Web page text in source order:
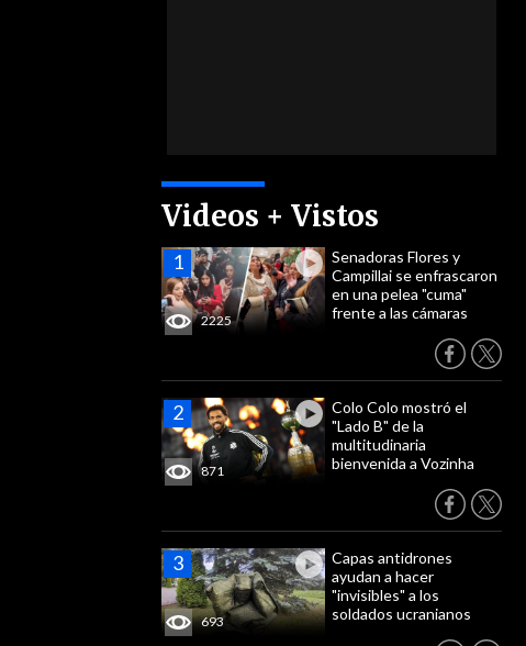
Videos + Vistos
2225
Senadoras Flores y
Campillai se enfrascaron
en una pelea "cuma"
frente a las cámaras
871
Colo Colo mostró el
"Lado B" de la
multitudinaria
bienvenida a Vozinha
693
Capas antidrones
ayudan a hacer
"invisibles" a los
soldados ucranianos